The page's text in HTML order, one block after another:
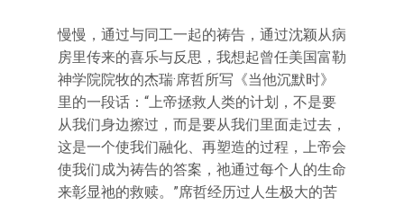
慢慢，通过与同工一起的祷告，通过沈颖从病
房里传来的喜乐与反思，我想起曾任美国富勒
神学院院牧的杰瑞·席哲所写《当他沉默时》
里的一段话：“上帝拯救人类的计划，不是要
从我们身边擦过，而是要从我们里面走过去，
这是一个使我们融化、再塑造的过程，上帝会
使我们成为祷告的答案，祂通过每个人的生命
来彰显祂的救赎。”席哲经历过人生极大的苦